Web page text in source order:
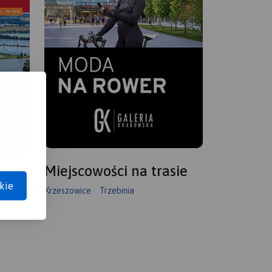
Miejscowości na trasie
Krzeszowice Trzebinia